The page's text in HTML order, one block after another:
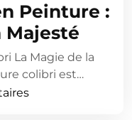
Peinture :
Majesté
La Magie de la
colibri est…